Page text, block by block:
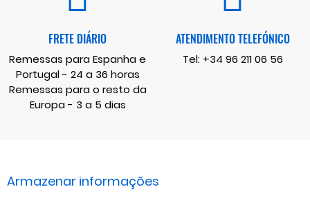
FRETE DIÁRIO
Remessas para Espanha e
Portugal - 24 a 36 horas
Remessas para o resto da
Europa - 3 a 5 dias
ATENDIMENTO TELEFÓNICO
Tel: +34 96 211 06 56
Armazenar informações